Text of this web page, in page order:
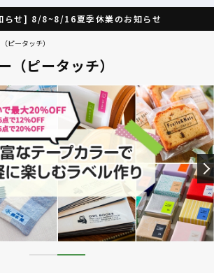
らせ] 8/8~8/16夏季休業のお知らせ
ピータッチ）
（ピータッチ）